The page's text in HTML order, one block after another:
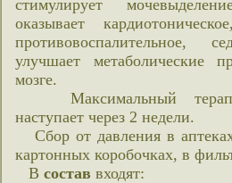
стимулирует
оказывает
противовоспалительное,
улучшает метаболические
мозге.
Максимальный
наступает через 2 недели.
Сбор от давления в
картонных коробочках, в
Всостав входят: